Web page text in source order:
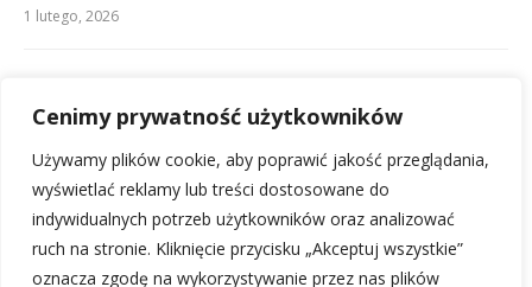
Cenimy prywatność użytkowników
Używamy plików cookie, aby poprawić jakość przeglądania,
wyświetlać reklamy lub treści dostosowane do
indywidualnych potrzeb użytkowników oraz analizować
ruch na stronie. Kliknięcie przycisku „Akceptuj wszystkie”
oznacza zgodę na wykorzystywanie przez nas plików
1 lutego, 2026
1 lutego, 2026
Składy: FC Basel – OGC Nice: Kto zagra?
2 lutego, 2026